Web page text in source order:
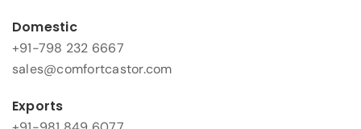
Domestic
+91-798 232 6667
sales@comfortcastor.com
Exports